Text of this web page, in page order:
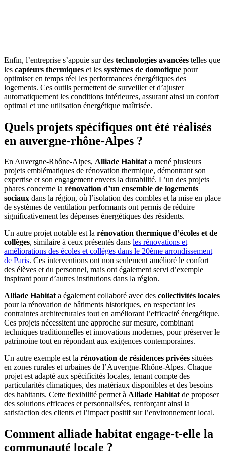
Enfin, l’entreprise s’appuie sur des technologies avancées telles que
les capteurs thermiques et les systèmes de domotique pour
optimiser en temps réel les performances énergétiques des
logements. Ces outils permettent de surveiller et d’ajuster
automatiquement les conditions intérieures, assurant ainsi un confort
optimal et une utilisation énergétique maîtrisée.
Quels projets spécifiques ont été réalisés
en auvergne-rhône-Alpes ?
En Auvergne-Rhône-Alpes, Alliade Habitata mené plusieurs
projets emblématiques de rénovation thermique, démontrant son
expertise et son engagement envers la durabilité. L’un des projets
phares concerne la rénovation d’un ensemble de logements
sociaux dans la région, où l’isolation des combles et la mise en place
de systèmes de ventilation performants ont permis de réduire
significativement les dépenses énergétiques des résidents.
Un autre projet notable est la rénovation thermique d’écoles et de
collèges, similaire à ceux présentés dans les rénovations et
améliorations des écoles et collèges dans le 20ème arrondissement
de Paris. Ces interventions ont non seulement amélioré le confort
des élèves et du personnel, mais ont également servi d’exemple
inspirant pour d’autres institutions dans la région.
Alliade Habitata également collaboré avec des collectivités locales
pour la rénovation de bâtiments historiques, en respectant les
contraintes architecturales tout en améliorant l’efficacité énergétique.
Ces projets nécessitent une approche sur mesure, combinant
techniques traditionnelles et innovations modernes, pour préserver le
patrimoine tout en répondant aux exigences contemporaines.
Un autre exemple est la rénovation de résidences privées situées
en zones rurales et urbaines de l’Auvergne-Rhône-Alpes. Chaque
projet est adapté aux spécificités locales, tenant compte des
particularités climatiques, des matériaux disponibles et des besoins
des habitants. Cette flexibilité permet à Alliade Habitatde proposer
des solutions efficaces et personnalisées, renforçant ainsi la
satisfaction des clients et l’impact positif sur l’environnement local.
Comment alliade habitat engage-t-elle la
communauté locale ?